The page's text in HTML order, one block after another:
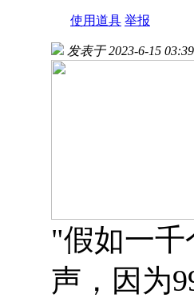
使用道具 举报
发表于 2023-6-15
"假如一
声，因为